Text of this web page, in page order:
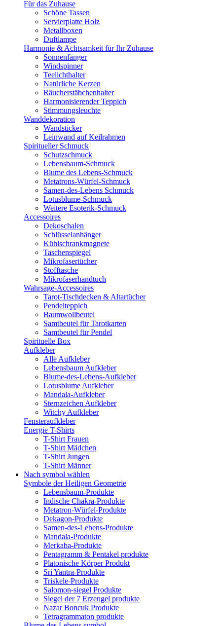
Für das Zuhause
Schöne Tassen
Servierplatte Holz
Metallboxen
Duftlampe
Harmonie & Achtsamkeit für Ihr Zuhause
Sonnenfänger
Windspinner
Teelichthalter
Natürliche Kerzen
Räucherstäbchenhalter
Harmonisierender Teppich
Stimmungsleuchte
Wanddekoration
Wandsticker
Leinwand auf Keilrahmen
Spiritueller Schmuck
Schutzschmuck
Lebensbaum-Schmuck
Blume des Lebens-Schmuck
Metatrons-Würfel-Schmuck
Samen-des-Lebens Schmuck
Lotusblume-Schmuck
Weitere Esoterik-Schmuck
Accessoires
Dekoschalen
Schlüsselanhänger
Kühlschrankmagnete
Taschenspiegel
Mikrofasertücher
Stofftasche
Mikrofaserhandtuch
Wahrsage-Accessoires
Tarot-Tischdecken & Altartücher
Pendelteppich
Baumwollbeutel
Samtbeutel für Tarotkarten
Samtbeutel für Pendel
Spirituelle Box
Aufkleber
Alle Aufkleber
Lebensbaum Aufkleber
Blume-des-Lebens-Aufkleber
Lotusblume Aufkleber
Mandala-Aufkleber
Sternzeichen Aufkleber
Witchy Aufkleber
Fensteraufkleber
Energie T-Shirts
T-Shirt Frauen
T-Shirt Mädchen
T-Shirt Jungen
T-Shirt Männer
Nach symbol wählen
Symbole der Heiligen Geometrie
Lebensbaum-Produkte
Indische Chakra-Produkte
Metatron-Würfel-Produkte
Dekagon-Produkte
Samen-des-Lebens-Produkte
Mandala-Produkte
Merkaba-Produkte
Pentagramm & Pentakel produkte
Platonische Körper Produkt
Sri Yantra-Produkte
Triskele-Produkte
Salomon-siegel Produkte
Siegel der 7 Erzengel produkte
Nazar Boncuk Produkte
Tetragrammaton produkte